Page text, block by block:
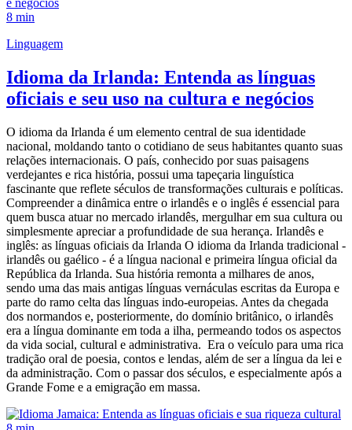
8 min
Linguagem
Idioma da Irlanda: Entenda as línguas
oficiais e seu uso na cultura e negócios
O idioma da Irlanda é um elemento central de sua identidade
nacional, moldando tanto o cotidiano de seus habitantes quanto suas
relações internacionais. O país, conhecido por suas paisagens
verdejantes e rica história, possui uma tapeçaria linguística
fascinante que reflete séculos de transformações culturais e políticas.
Compreender a dinâmica entre o irlandês e o inglês é essencial para
quem busca atuar no mercado irlandês, mergulhar em sua cultura ou
simplesmente apreciar a profundidade de sua herança. Irlandês e
inglês: as línguas oficiais da Irlanda O idioma da Irlanda tradicional -
irlandês ou gaélico - é a língua nacional e primeira língua oficial da
República da Irlanda. Sua história remonta a milhares de anos,
sendo uma das mais antigas línguas vernáculas escritas da Europa e
parte do ramo celta das línguas indo-europeias. Antes da chegada
dos normandos e, posteriormente, do domínio britânico, o irlandês
era a língua dominante em toda a ilha, permeando todos os aspectos
da vida social, cultural e administrativa. Era o veículo para uma rica
tradição oral de poesia, contos e lendas, além de ser a língua da lei e
da administração. Com o passar dos séculos, e especialmente após a
Grande Fome e a emigração em massa.